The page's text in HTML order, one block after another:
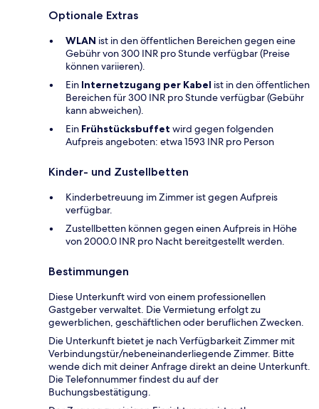
Optionale Extras
WLAN ist in den öffentlichen Bereichen gegen eine
Gebühr von 300 INR pro Stunde verfügbar (Preise
können variieren).
Ein Internetzugang per Kabel ist in den öffentlichen
Bereichen für 300 INR pro Stunde verfügbar (Gebühr
kann abweichen).
Ein Frühstücksbuffet wird gegen folgenden
Aufpreis angeboten: etwa 1593 INR pro Person
Kinder- und Zustellbetten
Kinderbetreuung im Zimmer ist gegen Aufpreis
verfügbar.
Zustellbetten können gegen einen Aufpreis in Höhe
von 2000.0 INR pro Nacht bereitgestellt werden.
Bestimmungen
Diese Unterkunft wird von einem professionellen
Gastgeber verwaltet. Die Vermietung erfolgt zu
gewerblichen, geschäftlichen oder beruflichen Zwecken.
Die Unterkunft bietet je nach Verfügbarkeit Zimmer mit
Verbindungstür/nebeneinanderliegende Zimmer. Bitte
wende dich mit deiner Anfrage direkt an deine Unterkunft.
Die Telefonnummer findest du auf der
Buchungsbestätigung.